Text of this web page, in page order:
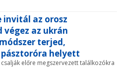
invitál az orosz
az ukrán
terjed,
helyett
előre megszervezett találkozókra